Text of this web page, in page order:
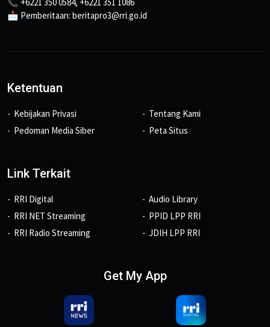
📩 Pemberitaan: beritapro3@rri.go.id
Ketentuan
Kebijakan Privasi
Pedoman Media Siber
Tentang Kami
Peta Situs
Link Terkait
RRI Digital
RRI NET Streaming
RRI Radio Streaming
Audio Library
PPID LPP RRI
JDIH LPP RRI
Get My App